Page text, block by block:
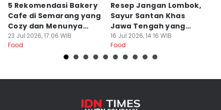
5 Rekomendasi Bakery
Cafe di Semarang yang
Cozy dan Menunya
Yummy
23 Jul 2026, 17:06 WIB
Food
Resep Jangan Lombok,
Sayur Santan Khas
Jawa Tengah yang
Gurih Nikmat!
16 Jul 2026, 14:16 WIB
Food